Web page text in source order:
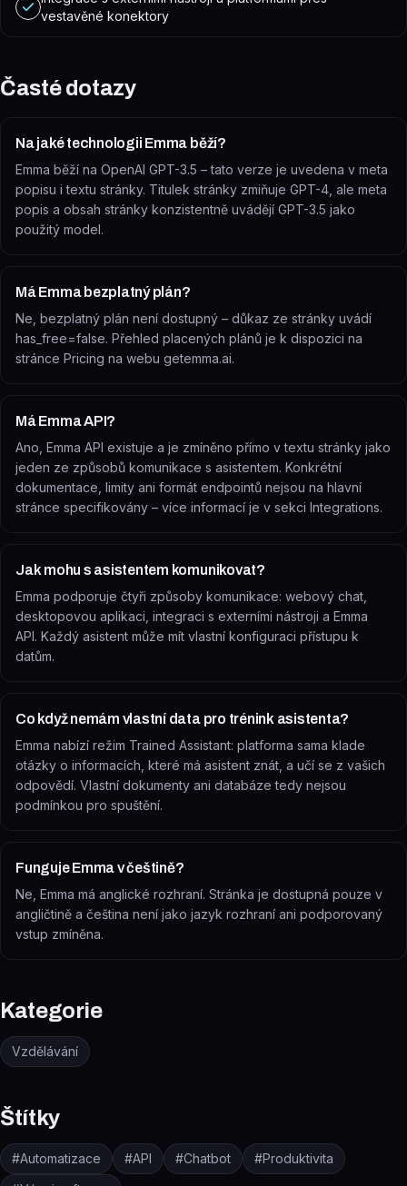
vestavěné konektory
Časté dotazy
Na jaké technologii Emma běží?
Emma běží na OpenAI GPT-3.5 – tato verze je uvedena v meta
popisu i textu stránky. Titulek stránky zmiňuje GPT-4, ale meta
popis a obsah stránky konzistentně uvádějí GPT-3.5 jako
použitý model.
Má Emma bezplatný plán?
Ne, bezplatný plán není dostupný – důkaz ze stránky uvádí
has_free=false. Přehled placených plánů je k dispozici na
stránce Pricing na webu getemma.ai.
Má Emma API?
Ano, Emma API existuje a je zmíněno přímo v textu stránky jako
jeden ze způsobů komunikace s asistentem. Konkrétní
dokumentace, limity ani formát endpointů nejsou na hlavní
stránce specifikovány – více informací je v sekci Integrations.
Jak mohu s asistentem komunikovat?
Emma podporuje čtyři způsoby komunikace: webový chat,
desktopovou aplikaci, integraci s externími nástroji a Emma
API. Každý asistent může mít vlastní konfiguraci přístupu k
datům.
Co když nemám vlastní data pro trénink asistenta?
Emma nabízí režim Trained Assistant: platforma sama klade
otázky o informacích, které má asistent znát, a učí se z vašich
odpovědí. Vlastní dokumenty ani databáze tedy nejsou
podmínkou pro spuštění.
Funguje Emma v češtině?
Ne, Emma má anglické rozhraní. Stránka je dostupná pouze v
angličtině a čeština není jako jazyk rozhraní ani podporovaný
vstup zmíněna.
Kategorie
Vzdělávání
Štítky
#Automatizace #API #Chatbot #Produktivita